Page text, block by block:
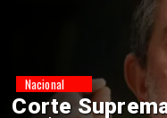
Codelco
Nacional